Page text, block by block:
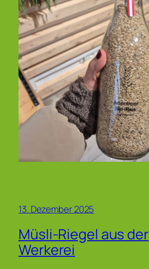
13. Dezember 2025
Müsli-Riegel aus der
Werkerei